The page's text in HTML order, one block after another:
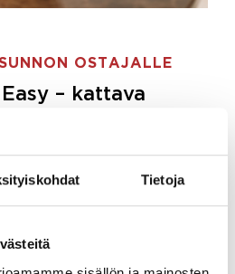
Tietoja
OSTAJALLE
Easy – kattava
ja etsimme juuri